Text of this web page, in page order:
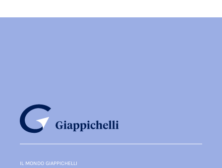
IL MONDO GIAPPICHELLI